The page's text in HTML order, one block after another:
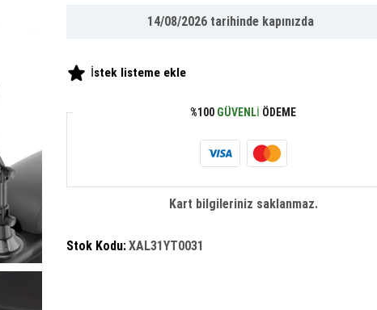
Giren
Telefon
adet
14/08/2026tarihinde kapınızda
İstek listeme ekle
%100 GÜVENLI ÖDEME
Kart bilgileriniz saklanmaz.
Stok Kodu:XAL31YT0031